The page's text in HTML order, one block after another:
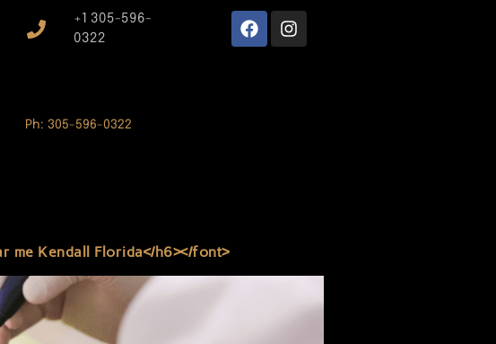
+1 305-596-
0322
Ph: 305-596-0322
me Kendall Florida</h6></font>